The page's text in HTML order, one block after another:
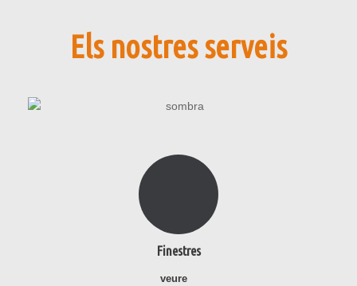
Els nostres serveis
Finestres
veure